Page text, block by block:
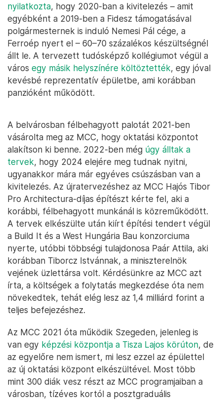
nyilatkozta, hogy 2020-ban a kivitelezés – amit
egyébként a 2019-ben a Fidesz támogatásával
polgármesternek is induló Nemesi Pál cége, a
Ferroép nyert el – 60–70 százalékos készültségnél
állt le. A tervezett tudósképző kollégiumot végül a
város egy másik helyszínére költöztették, egy jóval
kevésbé reprezentatív épületbe, ami korábban
panzióként működött.
A belvárosban félbehagyott palotát 2021-ben
vásárolta meg az MCC, hogy oktatási központot
alakítson ki benne. 2022-ben még úgy álltak a
tervek, hogy 2024 elejére meg tudnak nyitni,
ugyanakkor mára már egyéves csúszásban van a
kivitelezés. Az újratervezéshez az MCC Hajós Tibor
Pro Architectura-díjas építészt kérte fel, aki a
korábbi, félbehagyott munkánál is közreműködött.
A tervek elkészülte után kiírt építési tendert végül
a Build It és a West Hungária Bau konzorciuma
nyerte, utóbbi többségi tulajdonosa Paár Attila, aki
korábban Tiborcz Istvánnak, a miniszterelnök
vejének üzlettársa volt. Kérdésünkre az MCC azt
írta, a költségek a folytatás megkezdése óta nem
növekedtek, tehát elég lesz az 1,4 milliárd forint a
teljes befejezéshez.
Az MCC 2021 óta működik Szegeden, jelenleg is
van egy képzési központja a Tisza Lajos körúton, de
az egyelőre nem ismert, mi lesz ezzel az épülettel
az új oktatási központ elkészültével. Most több
mint 300 diák vesz részt az MCC programjaiban a
városban, tízéves kortól a posztgraduális